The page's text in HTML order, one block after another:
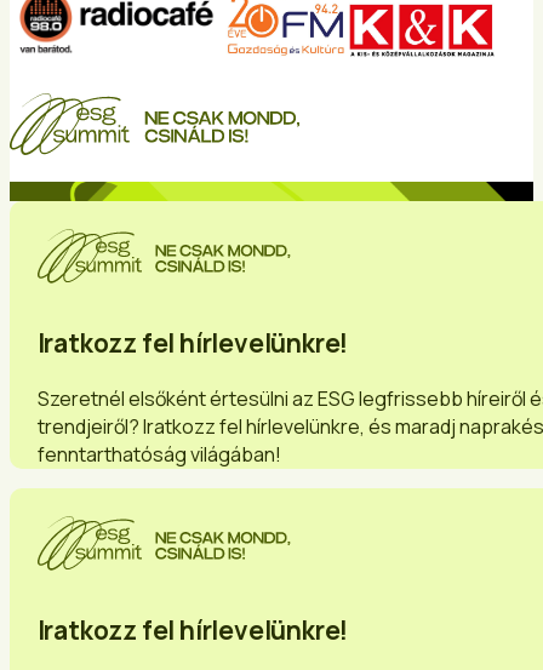
Iratkozz fel hírlevelünkre!
Szeretnél elsőként értesülni az ESG legfrissebb híreiről
trendjeiről? Iratkozz fel hírlevelünkre, és maradj
fenntarthatóság világában!
Iratkozz fel hírlevelünkre!